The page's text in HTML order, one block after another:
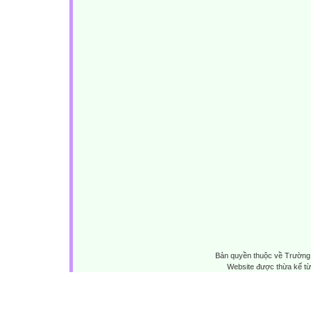
Bản quyền thuộc về
Website được thừa kế